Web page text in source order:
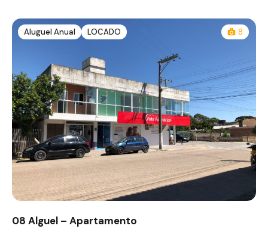
Aluguel Anual LOCADO 8
08 Alguel – Apartamento